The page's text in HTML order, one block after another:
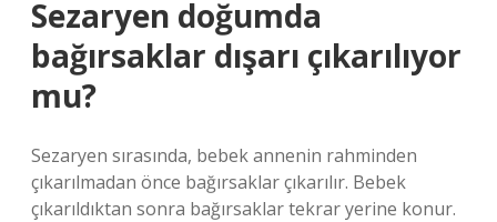
Sezaryen doğumda
bağırsaklar dışarı çıkarılıyor
mu?
Sezaryen sırasında, bebek annenin rahminden
çıkarılmadan önce bağırsaklar çıkarılır. Bebek
çıkarıldıktan sonra bağırsaklar tekrar yerine konur.